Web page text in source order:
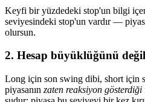
Keyfi bir yüzdedeki stop'un bilgi
seviyesindeki stop'un vardır —
olursun.
2. Hesap büyüklüğünü
Long için son swing dibi, short için
piyasanın zaten reaksiyon gösterdiği